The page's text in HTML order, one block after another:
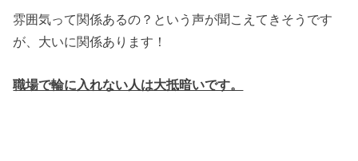
雰囲気って関係あるの？という声が聞こえてきそうです
が、大いに関係あります！
職場で輪に入れない人は大抵暗いです。